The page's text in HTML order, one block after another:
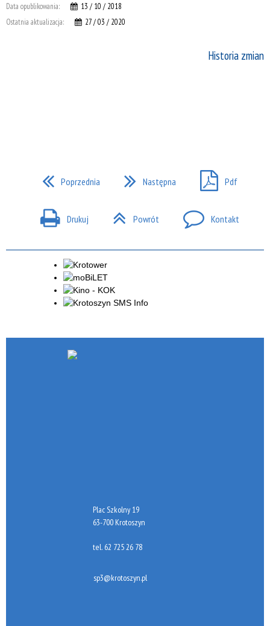
Data opublikowania:
13 / 10 / 2018
Ostatnia aktualizacja:
27 / 03 / 2020
Historia zmian
Poprzednia Następna Pdf
Drukuj Powrót Kontakt
Plac Szkolny 19
63-700 Krotoszyn
tel. 62 725 26 78
sp3@krotoszyn.pl